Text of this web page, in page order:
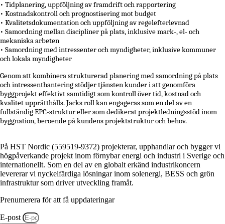
• Tidplanering, uppföljning av framdrift och rapportering
• Kostnadskontroll och prognostisering mot budget
• Kvalitetsdokumentation och uppföljning av regelefterlevnad
• Samordning mellan discipliner på plats, inklusive mark-, el- och
mekaniska arbeten
• Samordning med intressenter och myndigheter, inklusive kommuner
och lokala myndigheter
Genom att kombinera strukturerad planering med samordning på plats
och intressenthantering stödjer tjänsten kunder i att genomföra
byggprojekt effektivt samtidigt som kontroll över tid, kostnad och
kvalitet upprätthålls. Jacks roll kan engageras som en del av en
fullständig EPC-struktur eller som dedikerat projektledningsstöd inom
byggnation, beroende på kundens projektstruktur och behov.
På HST Nordic (559519-9372) projekterar, upphandlar och bygger vi
högpåverkande projekt inom förnybar energi och industri i Sverige och
internationellt. Som en del av en globalt erkänd industrikoncern
levererar vi nyckelfärdiga lösningar inom solenergi, BESS och grön
infrastruktur som driver utveckling framåt.
Prenumerera för att få uppdateringar
E-post